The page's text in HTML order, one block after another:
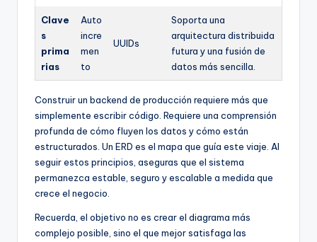
Clave
s
prima
rias
Auto
incre
men
to
UUIDs
Soporta una
arquitectura distribuida
futura y una fusión de
datos más sencilla.
Construir un backend de producción requiere más que
simplemente escribir código. Requiere una comprensión
profunda de cómo fluyen los datos y cómo están
estructurados. Un ERD es el mapa que guía este viaje. Al
seguir estos principios, aseguras que el sistema
permanezca estable, seguro y escalable a medida que
crece el negocio.
Recuerda, el objetivo no es crear el diagrama más
complejo posible, sino el que mejor satisfaga las